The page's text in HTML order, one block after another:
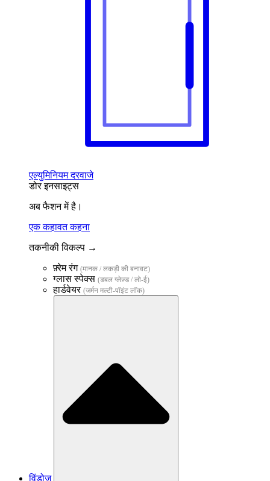
एल्युमिनियम दरवाजे
डोर इनसाइट्स
अब फैशन में है।
एक कहावत कहना
तकनीकी विकल्प →
फ़्रेम रंग (मानक / लकड़ी की बनावट)
ग्लास स्पेक्स (डबल ग्लेज़्ड / लो-ई)
हार्डवेयर (जर्मन मल्टी-पॉइंट लॉक)
विंडोज़